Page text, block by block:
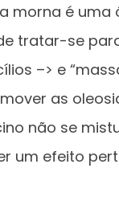
morna é
tratar-se
–> e
as
não se
um efeito